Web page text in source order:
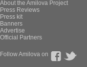
About the Amilova Project
Press Reviews
Press kit
Banners
Advertise
Official Partners
Follow Amilova on